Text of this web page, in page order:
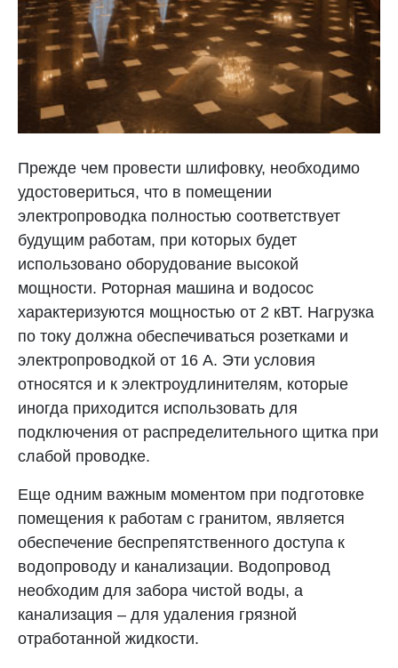
Прежде чем провести шлифовку, необходимо
удостовериться, что в помещении
электропроводка полностью соответствует
будущим работам, при которых будет
использовано оборудование высокой
мощности. Роторная машина и водосос
характеризуются мощностью от 2 кВТ. Нагрузка
по току должна обеспечиваться розетками и
электропроводкой от 16 А. Эти условия
относятся и к электроудлинителям, которые
иногда приходится использовать для
подключения от распределительного щитка при
слабой проводке.
Еще одним важным моментом при подготовке
помещения к работам с гранитом, является
обеспечение беспрепятственного доступа к
водопроводу и канализации. Водопровод
необходим для забора чистой воды, а
канализация – для удаления грязной
отработанной жидкости.